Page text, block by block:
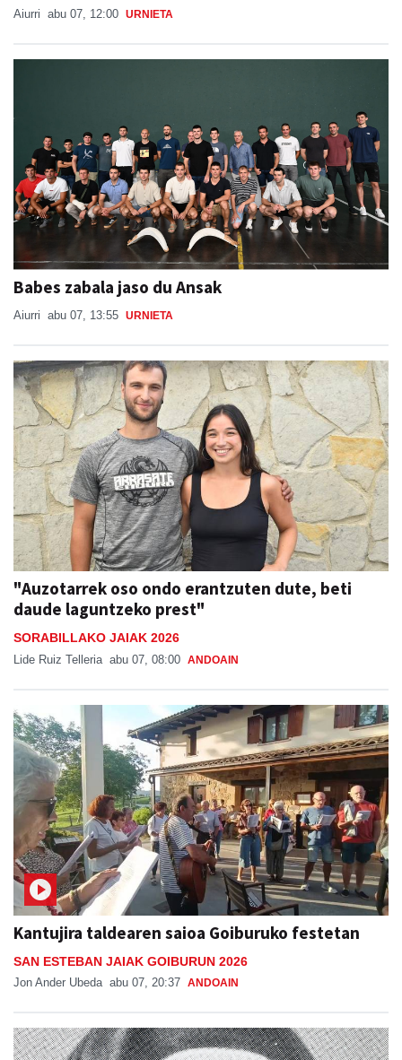
Aiurri abu 07, 12:00 URNIETA
Babes zabala jaso du Ansak
Aiurri abu 07, 13:55 URNIETA
"Auzotarrek oso ondo erantzuten dute, beti
daude laguntzeko prest"
SORABILLAKO JAIAK 2026
Lide Ruiz Telleria abu 07, 08:00 ANDOAIN
Kantujira taldearen saioa Goiburuko festetan
SAN ESTEBAN JAIAK GOIBURUN 2026
Jon Ander Ubeda abu 07, 20:37 ANDOAIN